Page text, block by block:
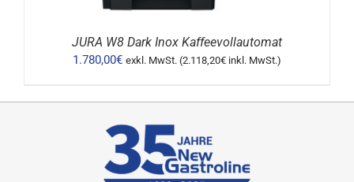
JURA W8 Dark Inox Kaffeevollautomat
1.780,00€ exkl. MwSt. (2.118,20€ inkl. MwSt.)